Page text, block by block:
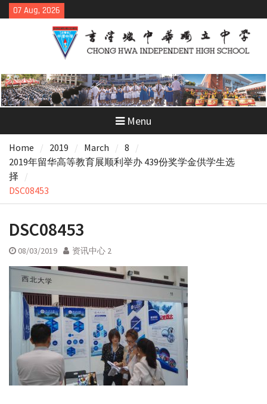
Skip
to
07 Aug, 2026
Menu
Home 2019 March
8
2019年留华高等教育展顺利举办 439份奖学金供学生选
择
DSC08453
DSC08453
08/03/2019 资讯中心 2